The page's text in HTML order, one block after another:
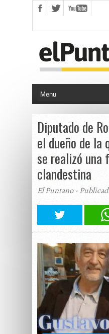
Diputado de
el dueño de la
se realizó una
clandestina
El Puntano -